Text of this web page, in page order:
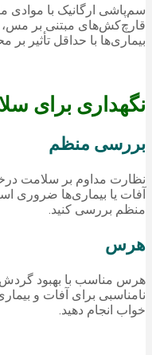
سم‌پاشی ارگانیک با موادی
قارچ‌کش‌های مبتنی بر مس،
بیماری‌ها با حداقل تأثیر
نگهداری برای
بررسی منظم
نظارت مداوم بر سلامت
آفات یا بیماری‌ها ضروری
منظم بررسی کنید.
هرس
هرس مناسب با بهبود گردش
نامناسبی برای آفات و
خواب انجام دهید.